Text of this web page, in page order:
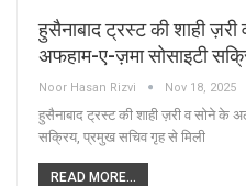
हुसैनाबाद ट्रस्ट की शाही
अफहाम-ए-ज़मा सोसाइटी
Noor Hasan Rizvi Nov 18, 2025
हुसैनाबाद ट्रस्ट की शाही ज़री व सोने
सक्रिय, प्रमुख सचिव गृह से मिली
READ MORE...